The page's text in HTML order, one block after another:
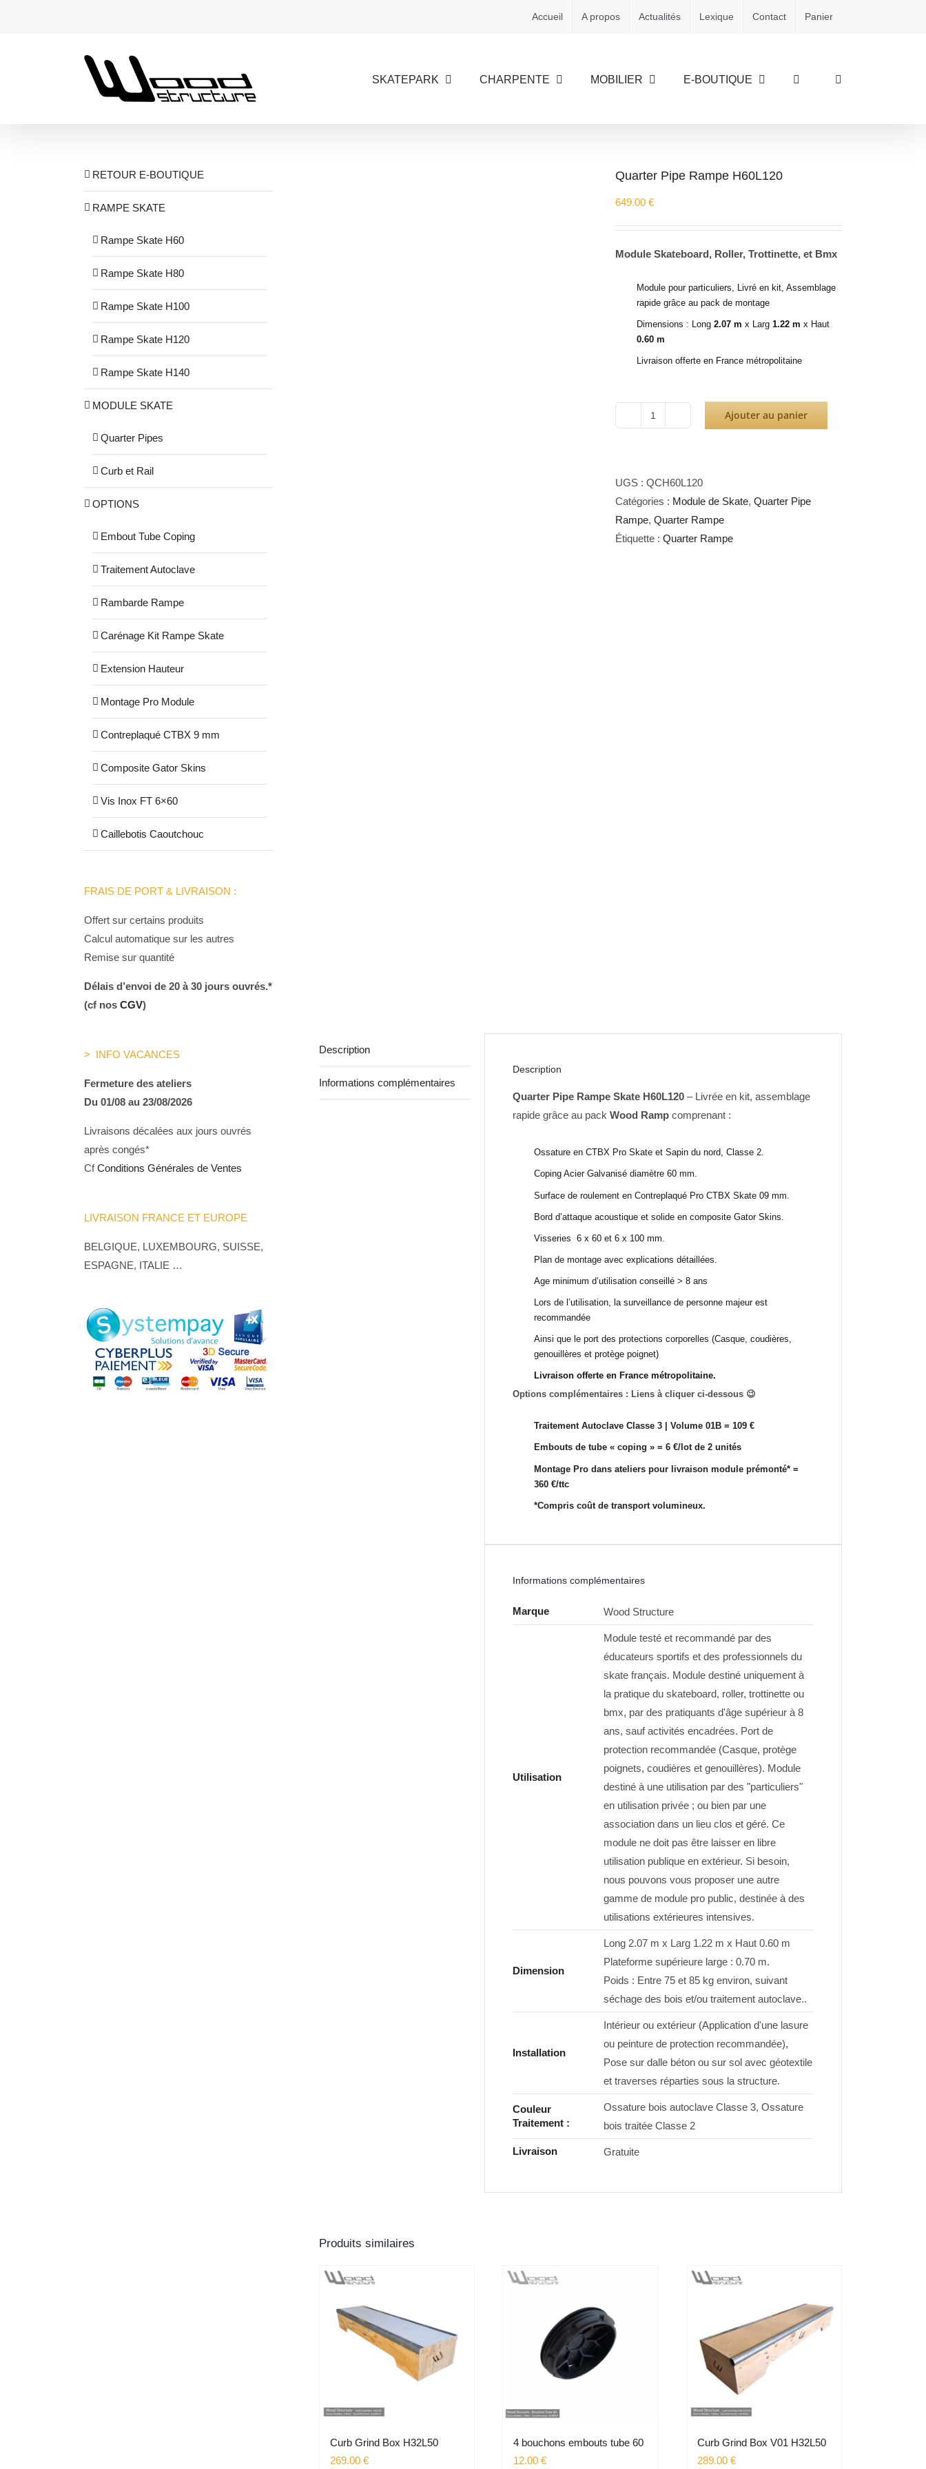
Accueil A propos Actualités Lexique Contact Panier
SKATEPARK CHARPENTE MOBILIER E-BOUTIQUE
Quarter Pipe Rampe H60L120
649.00 €
Module Skateboard, Roller, Trottinette, et Bmx
Module pour particuliers, Livré en kit, Assemblage
rapide grâce au pack de montage
Dimensions : Long2.07 m x Larg1.22 m x Haut
0.60 m
Livraison offerte en France métropolitaine
Pipe
Rampe
H60L120
Ajouter au panier
UGS : QCH60L120
Catégories : Module de Skate, Quarter Pipe
Rampe, Quarter Rampe
Étiquette : Quarter Rampe
Description
Informations complémentaires
Description
Quarter Pipe Rampe Skate H60L120 – Livrée en kit, assemblage
rapide grâce au pack Wood Ramp comprenant :
Ossature en CTBX Pro Skate et Sapin du nord, Classe 2.
Coping Acier Galvanisé diamètre 60 mm.
Surface de roulement en Contreplaqué Pro CTBX Skate 09 mm.
Bord d’attaque acoustique et solide en composite Gator Skins.
Visseries 6 x 60 et 6 x 100 mm.
Plan de montage avec explications détaillées.
Age minimum d’utilisation conseillé > 8 ans
Lors de l’utilisation, la surveillance de personne majeur est
recommandée
Ainsi que le port des protections corporelles (Casque, coudières,
genouillères et protège poignet)
Livraison offerte en France métropolitaine.
Options complémentaires : Liens à cliquer ci-dessous 😉
Traitement Autoclave Classe 3 | Volume 01B = 109 €
Embouts de tube « coping » = 6 €/lot de 2 unités
Montage Pro dans ateliers pour livraison module prémonté* =
360 €/ttc
*Compris coût de transport volumineux.
Informations complémentaires
Marque Wood Structure
Utilisation
Module testé et recommandé par des
éducateurs sportifs et des professionnels du
skate français. Module destiné uniquement à
la pratique du skateboard, roller, trottinette ou
bmx, par des pratiquants d'âge supérieur à 8
ans, sauf activités encadrées. Port de
protection recommandée (Casque, protège
poignets, coudières et genouillères). Module
destiné à une utilisation par des "particuliers"
en utilisation privée ; ou bien par une
association dans un lieu clos et géré. Ce
module ne doit pas être laisser en libre
utilisation publique en extérieur. Si besoin,
nous pouvons vous proposer une autre
gamme de module pro public, destinée à des
utilisations extérieures intensives.
Dimension
Long 2.07 m x Larg 1.22 m x Haut 0.60 m
Plateforme supérieure large : 0.70 m.
Poids : Entre 75 et 85 kg environ, suivant
séchage des bois et/ou traitement autoclave..
Installation
Intérieur ou extérieur (Application d'une lasure
ou peinture de protection recommandée),
Pose sur dalle béton ou sur sol avec géotextile
et traverses réparties sous la structure.
Couleur
Traitement :
Ossature bois autoclave Classe 3, Ossature
bois traitée Classe 2
Livraison Gratuite
Produits similaires
Curb Grind Box H32L50
269.00 €
4 bouchons embouts tube 60
12.00€
Curb Grind Box V01 H32L50
289.00 €
RETOUR E-BOUTIQUE
RAMPE SKATE
Rampe Skate H60
Rampe Skate H80
Rampe Skate H100
Rampe Skate H120
Rampe Skate H140
MODULE SKATE
Quarter Pipes
Curb et Rail
OPTIONS
Embout Tube Coping
Traitement Autoclave
Rambarde Rampe
Carénage Kit Rampe Skate
Extension Hauteur
Montage Pro Module
Contreplaqué CTBX 9 mm
Composite Gator Skins
Vis Inox FT 6×60
Caillebotis Caoutchouc
FRAIS DE PORT & LIVRAISON :
Offert sur certains produits
Calcul automatique sur les autres
Remise sur quantité
Délais d’envoi de 20 à 30 jours ouvrés.*
(cf nos CGV)
> INFO VACANCES
Fermeture des ateliers
Du 01/08 au 23/08/2026
Livraisons décalées aux jours ouvrés
après congés*
CfConditions Générales de Ventes
LIVRAISON FRANCE ET EUROPE
BELGIQUE, LUXEMBOURG, SUISSE,
ESPAGNE, ITALIE …